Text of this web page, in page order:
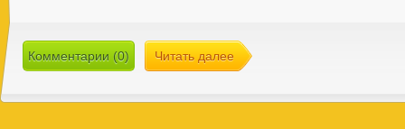
Комментарии (0) Читать далее